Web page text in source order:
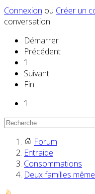
Connexion ou Créer un
conversation.
Démarrer
Précédent
1
Suivant
Fin
1
Forum
Entraide
Consommations
Deux familles